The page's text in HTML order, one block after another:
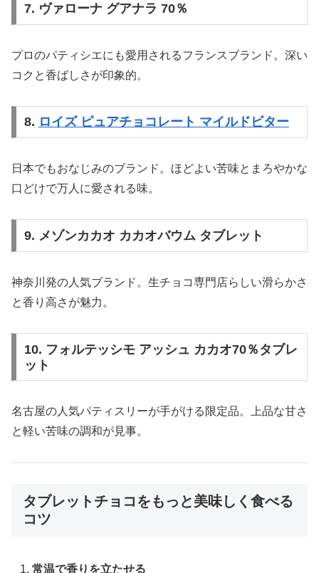
7. ヴァローナ グアナラ 70％
プロのパティシエにも愛用されるフランスブランド。深い
コクと香ばしさが印象的。
8. ロイズ ピュアチョコレート マイルドビター
日本でもおなじみのブランド。ほどよい苦味とまろやかな
口どけで万人に愛される味。
9. メゾンカカオ カカオバウム タブレット
神奈川発の人気ブランド。生チョコ専門店らしい滑らかさ
と香り高さが魅力。
10. フォルテッシモ アッシュ カカオ70％タブレ
ット
名古屋の人気パティスリーが手がける限定品。上品な甘さ
と軽い苦味の調和が見事。
タブレットチョコをもっと美味しく食べる
コツ
常温で香りを立たせる